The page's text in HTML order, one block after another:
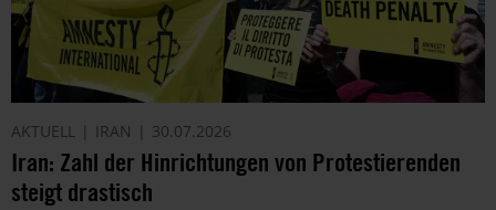
AKTUELL IRAN 30.07.2026
Iran: Zahl der Hinrichtungen von Protestierenden
steigt drastisch